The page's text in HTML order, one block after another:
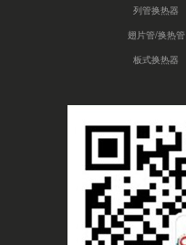
列管换热器
翅片管/换热管
板式换热器